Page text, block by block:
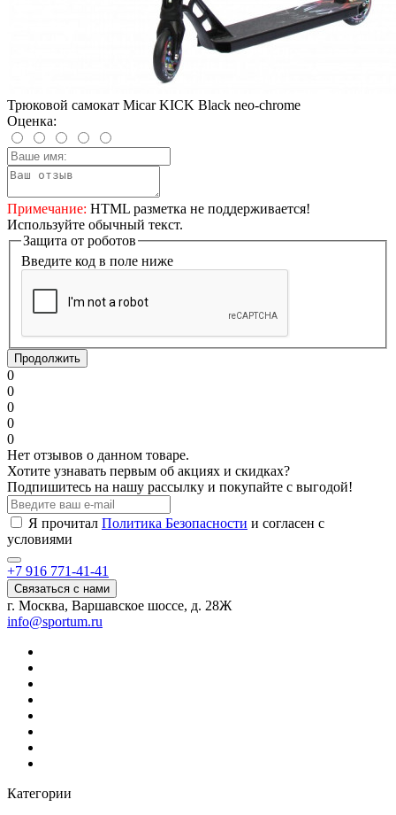
Трюковой самокат Micar KICK Black neo-chrome
Оценка:
Примечание: HTML разметка не поддерживается!
Используйте обычный текст.
Защита от роботов
Введите код в поле ниже
Продолжить
0
0
0
0
0
Нет отзывов о данном товаре.
Хотите узнавать первым об акциях и скидках?
Подпишитесь на нашу рассылку и покупайте с выгодой!
Я прочитал Политика Безопасности и согласен с
условиями
+7 916 771-41-41
Связаться с нами
г. Москва, Варшавское шоссе, д. 28Ж
info@sportum.ru
Категории